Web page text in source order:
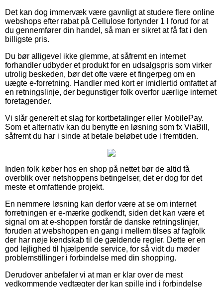
Det kan dog immervæk være gavnligt at studere flere online
webshops efter rabat på Cellulose fortynder 1 l forud for at
du gennemfører din handel, så man er sikret at få fat i den
billigste pris.
Du bør alligevel ikke glemme, at såfremt en internet
forhandler udbyder et produkt for en udsalgspris som virker
utrolig beskeden, bør det ofte være et fingerpeg om en
uægte e-forretning. Handler med kort er imidlertid omfattet af
en retningslinje, der begunstiger folk overfor uærlige internet
foretagender.
Vi slår generelt et slag for kortbetalinger eller MobilePay.
Som et alternativ kan du benytte en løsning som fx ViaBill,
såfremt du har i sinde at betale beløbet ude i fremtiden.
Inden folk køber hos en shop på nettet bør de altid få
overblik over netshoppens betingelser, det er dog for det
meste et omfattende projekt.
En nemmere løsning kan derfor være at se om internet
forretningen er e-mærke godkendt, siden det kan være et
signal om at e-shoppen forstår de danske retningslinjer,
foruden at webshoppen en gang i mellem tilses af fagfolk
der har nøje kendskab til de gældende regler. Dette er en
god lejlighed til hjælpende service, for så vidt du møder
problemstillinger i forbindelse med din shopping.
Derudover anbefaler vi at man er klar over de mest
vedkommende vedtægter der kan spille ind i forbindelse